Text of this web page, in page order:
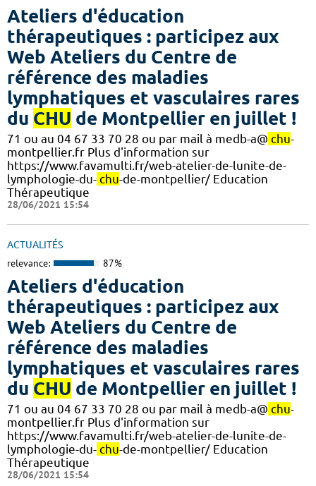
Ateliers d'éducation
thérapeutiques : participez aux
Web Ateliers du Centre de
référence des maladies
lymphatiques et vasculaires rares
du CHU de Montpellier en juillet !
71 ou au 04 67 33 70 28 ou par mail à medb-a@ chu-
montpellier.fr Plus d'information sur
https://www.favamulti.fr/web-atelier-de-lunite-de-
lymphologie-du- chu-de-montpellier/ Education
Thérapeutique
28/06/2021 15:54
ACTUALITÉS
relevance: 87%
Ateliers d'éducation
thérapeutiques : participez aux
Web Ateliers du Centre de
référence des maladies
lymphatiques et vasculaires rares
du CHU de Montpellier en juillet !
71 ou au 04 67 33 70 28 ou par mail à medb-a@ chu-
montpellier.fr Plus d'information sur
https://www.favamulti.fr/web-atelier-de-lunite-de-
lymphologie-du- chu-de-montpellier/ Education
Thérapeutique
28/06/2021 15:54